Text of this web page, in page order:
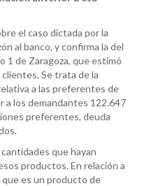
el caso dictada por la
al banco, y confirma la del
1 de Zaragoza, que estimó
Se trata de la
a las preferentes de
a los demandantes 122.647
preferentes, deuda
que hayan
productos. En relación a
es un producto de